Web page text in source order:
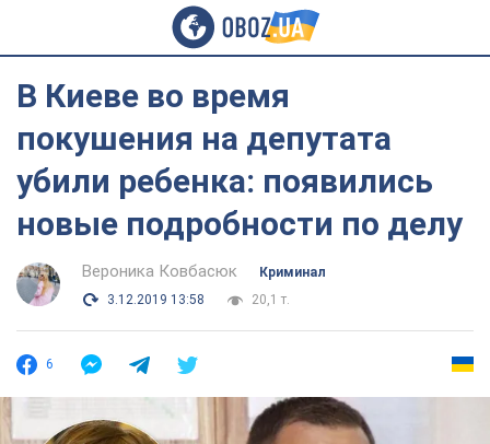
В Киеве во время
покушения на депутата
убили ребенка: появились
новые подробности по делу
Вероника Ковбасюк
Криминал
3.12.2019 13:58
20,1 т.
6